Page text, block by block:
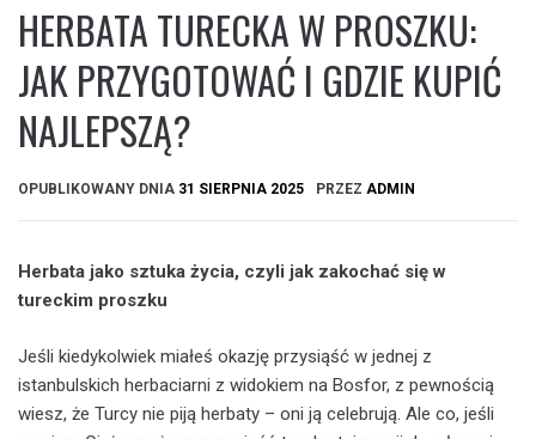
HERBATA TURECKA W PROSZKU:
JAK PRZYGOTOWAĆ I GDZIE KUPIĆ
NAJLEPSZĄ?
OPUBLIKOWANY DNIA 31 SIERPNIA 2025 PRZEZ ADMIN
Herbata jako sztuka życia, czyli jak zakochać się w
tureckim proszku
Jeśli kiedykolwiek miałeś okazję przysiąść w jednej z
istanbulskich herbaciarni z widokiem na Bosfor, z pewnością
wiesz, że Turcy nie piją herbaty – oni ją celebrują. Ale co, jeśli